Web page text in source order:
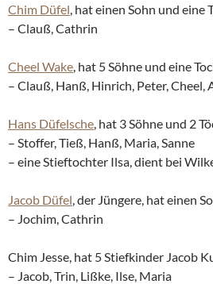
Chim Düfel, hat einen Sohn und eine
– Clauß, Cathrin
Cheel Wake, hat 5 Söhne und eine
– Clauß, Hanß, Hinrich, Peter, Cheel,
Hans Düfelsche, hat 3 Söhne und 2
– Stoffer, Tieß, Hanß, Maria, Sanne
– eine Stieftochter Ilsa, dient bei
Jacob Düfel, der Jüngere, hat einen
– Jochim, Cathrin
Chim Jesse, hat 5 Stiefkinder Jacob
– Jacob, Trin, Lißke, Ilse, Maria